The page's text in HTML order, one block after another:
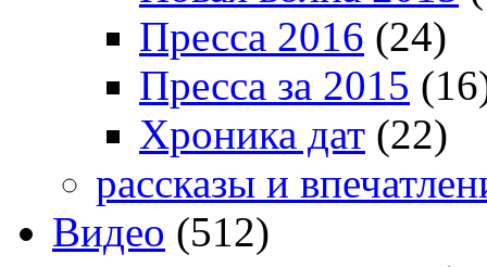
Пресса 2016 (24)
Пресса за 2015
Хроника дат (22)
рассказы и
Видео (512)